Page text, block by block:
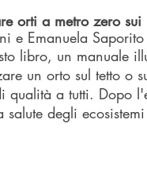
orti a metro zero sui
e Emanuela
libro, un manuale
un orto sul tetto o
qualità a tutti. Dopo
salute degli